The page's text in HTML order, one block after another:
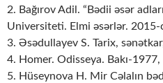
2. Bağırov Adil. “Bədii əsər
Universiteti. Elmi əsərlər.
3. Əsədullayev S. Tarix,
4. Homer. Odisseya. Bakı-1977,
5. Hüseynova H. Mir Cəlalın